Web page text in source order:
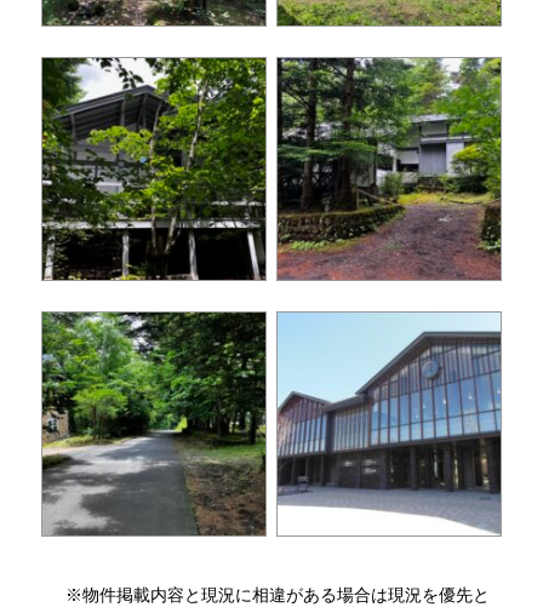
※物件掲載内容と現況に相違がある場合は現況を優先と